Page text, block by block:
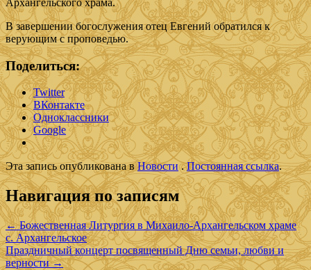
Архангельского храма.
В завершении богослужения отец Евгений обратился к
верующим с проповедью.
Поделиться:
Twitter
ВКонтакте
Одноклассники
Google
Эта запись опубликована вНовости.Постоянная ссылка.
Навигация по записям
←Божественная Литургия в Михаило-Архангельском храме
с. Архангельское
Праздничный концерт посвященный Дню семьи, любви и
верности→